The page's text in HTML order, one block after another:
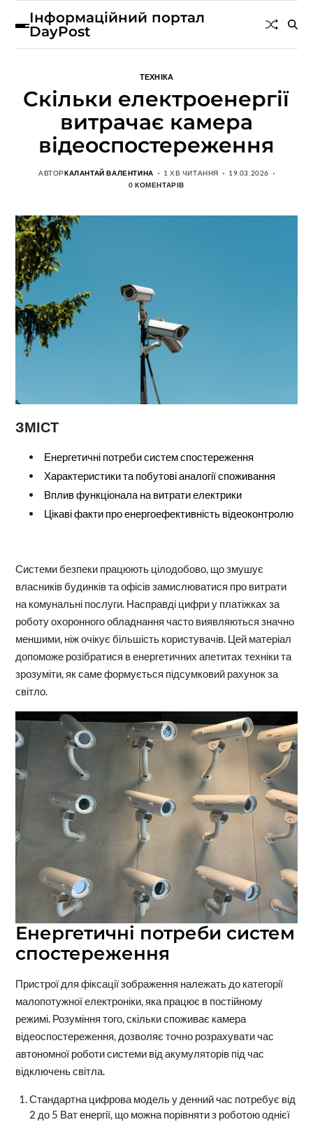
Інформаційний портал
DayPost
ТЕХНІКА
Скільки електроенергії
витрачає камера
відеоспостереження
АВТОРКАЛАНТАЙ ВАЛЕНТИНА 1 ХВ ЧИТАННЯ
19.03.2026
0 КОМЕНТАРІВ
ЗМІСТ
Енергетичні потреби систем спостереження
Характеристики та побутові аналогії споживання
Вплив функціонала на витрати електрики
Цікаві факти про енергоефективність відеоконтролю
Системи безпеки працюють цілодобово, що змушує
власників будинків та офісів замислюватися про витрати
на комунальні послуги. Насправді цифри у платіжках за
роботу охоронного обладнання часто виявляються значно
меншими, ніж очікує більшість користувачів. Цей матеріал
допоможе розібратися в енергетичних апетитах техніки та
зрозуміти, як саме формується підсумковий рахунок за
світло.
Енергетичні потреби систем
спостереження
Пристрої для фіксації зображення належать до категорії
малопотужної електроніки, яка працює в постійному
режимі. Розуміння того, скільки споживає камера
відеоспостереження, дозволяє точно розрахувати час
автономної роботи системи від акумуляторів під час
відключень світла.
Стандартна цифрова модель у денний час потребує від
2 до 5 Ват енергії, що можна порівняти з роботою однієї